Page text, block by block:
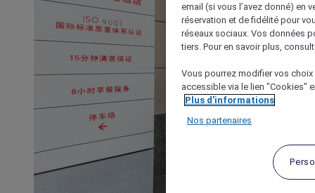
email (si vous l’avez donné) en
réservation et de fidélité pour
réseaux sociaux. Vos données
tiers. Pour en savoir plus,
Vous pourrez modifier vos
accessible via le lien "Cookies"
Plus d'informations
Nos partenaires